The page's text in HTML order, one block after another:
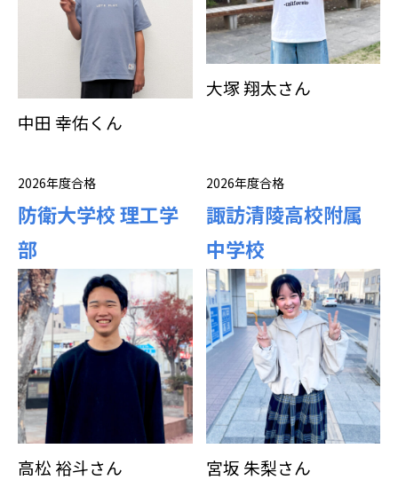
中田 幸佑くん
大塚 翔太さん
2026年度合格
防衛大学校 理工学
部
高松 裕斗さん
2026年度合格
諏訪清陵高校附属
中学校
宮坂 朱梨さん